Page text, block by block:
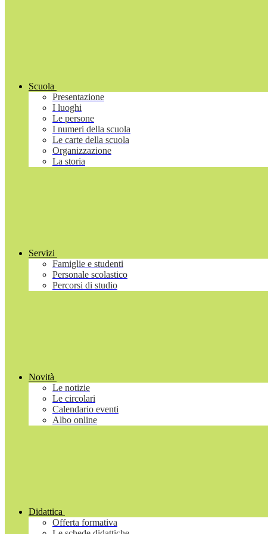
Scuola
Presentazione
I luoghi
Le persone
I numeri della scuola
Le carte della scuola
Organizzazione
La storia
Servizi
Famiglie e studenti
Personale scolastico
Percorsi di studio
Novità
Le notizie
Le circolari
Calendario eventi
Albo online
Didattica
Offerta formativa